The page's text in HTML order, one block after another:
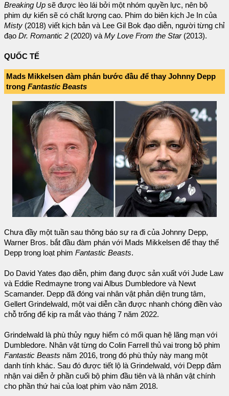
Breaking Up sẽ được lèo lái bởi một nhóm quyền lực, nên bộ
phim dự kiến sẽ có chất lượng cao. Phim do biên kịch Je In của
Misty (2018) viết kịch bản và Lee Gil Bok đạo diễn, người từng chỉ
đạo Dr. Romantic 2 (2020) và My Love From the Star(2013).
QUỐC TẾ
Mads Mikkelsen đàm phán bước đầu để thay Johnny Depp
trong Fantastic Beasts
Chưa đầy một tuần sau thông báo sự ra đi của Johnny Depp,
Warner Bros. bắt đầu đàm phán với Mads Mikkelsen để thay thế
Depp trong loạt phim Fantastic Beasts.
Do David Yates đạo diễn, phim đang được sản xuất với Jude Law
và Eddie Redmayne trong vai Albus Dumbledore và Newt
Scamander. Depp đã đóng vai nhân vật phản diện trung tâm,
Gellert Grindelwald, một vai diễn cần được nhanh chóng điền vào
chỗ trống để kịp ra mắt vào tháng 7 năm 2022.
Grindelwald là phù thủy nguy hiểm có mối quan hệ lãng mạn với
Dumbledore. Nhân vật từng do Colin Farrell thủ vai trong bộ phim
Fantastic Beasts năm 2016, trong đó phù thủy này mang một
danh tính khác. Sau đó được tiết lộ là Grindelwald, với Depp đảm
nhận vai diễn ở phần cuối bộ phim đầu tiên và là nhân vật chính
cho phần thứ hai của loạt phim vào năm 2018.